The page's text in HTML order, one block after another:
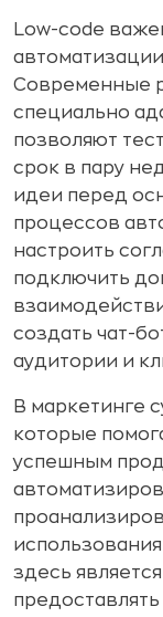
Low-code
автоматизации
Современные
специально
позволяют
срок в пару
идеи перед
процессов
настроить
подключить
создать чат-
аудитории и
В маркетинге
которые
успешным
здесь